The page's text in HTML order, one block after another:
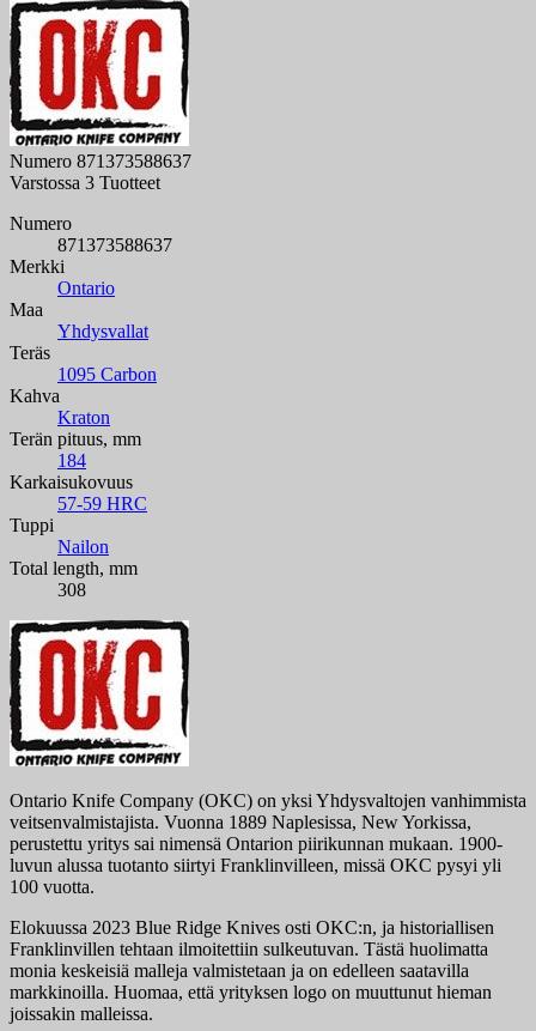
Numero 871373588637
Varstossa 3 Tuotteet
Numero
871373588637
Merkki
Ontario
Maa
Yhdysvallat
Teräs
1095 Carbon
Kahva
Kraton
Terän pituus, mm
184
Karkaisukovuus
57-59 HRC
Tuppi
Nailon
Total length, mm
308
Ontario Knife Company (OKC) on yksi Yhdysvaltojen vanhimmista
veitsenvalmistajista. Vuonna 1889 Naplesissa, New Yorkissa,
perustettu yritys sai nimensä Ontarion piirikunnan mukaan. 1900-
luvun alussa tuotanto siirtyi Franklinvilleen, missä OKC pysyi yli
100 vuotta.
Elokuussa 2023 Blue Ridge Knives osti OKC:n, ja historiallisen
Franklinvillen tehtaan ilmoitettiin sulkeutuvan. Tästä huolimatta
monia keskeisiä malleja valmistetaan ja on edelleen saatavilla
markkinoilla. Huomaa, että yrityksen logo on muuttunut hieman
joissakin malleissa.